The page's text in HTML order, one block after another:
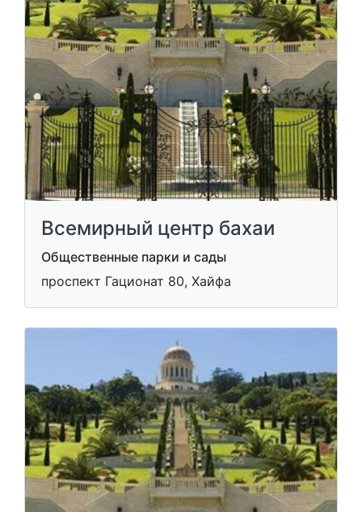
Всемирный центр бахаи
Общественные парки и сады
проспект Гационат 80, Хайфа